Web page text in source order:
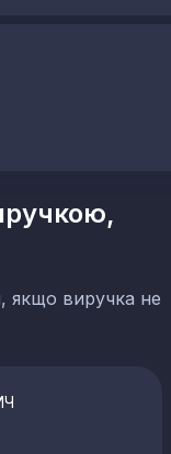
якщо виручка не